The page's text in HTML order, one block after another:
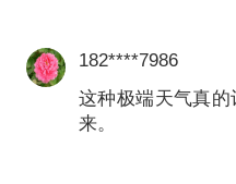
温达20.74°C，
均值高出3.05°C
下的此纪录。
同时，受大范围
182****7986
这种极端天气真
来。